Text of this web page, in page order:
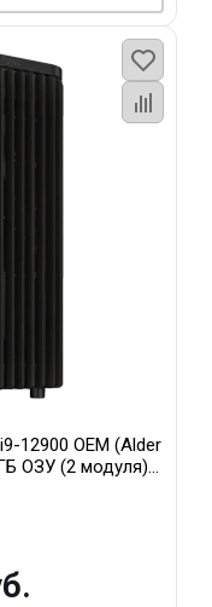
12900 OEM (Alder
ОЗУ (2 модуля)/
256bit 3xDP